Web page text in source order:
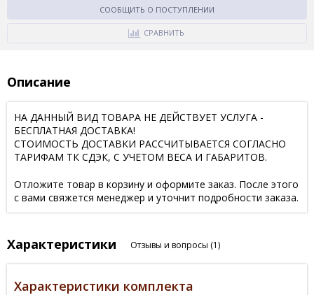
СООБЩИТЬ О ПОСТУПЛЕНИИ
СРАВНИТЬ
Описание
НА ДАННЫЙ ВИД ТОВАРА НЕ ДЕЙСТВУЕТ УСЛУГА -
БЕСПЛАТНАЯ ДОСТАВКА!
СТОИМОСТЬ ДОСТАВКИ РАССЧИТЫВАЕТСЯ СОГЛАСНО
ТАРИФАМ ТК СДЭК, С УЧЕТОМ ВЕСА И ГАБАРИТОВ.
Отложите товар в корзину и оформите заказ. После этого
с вами свяжется менеджер и уточнит подробности заказа.
Характеристики Отзывы и вопросы (1)
Характеристики комплекта